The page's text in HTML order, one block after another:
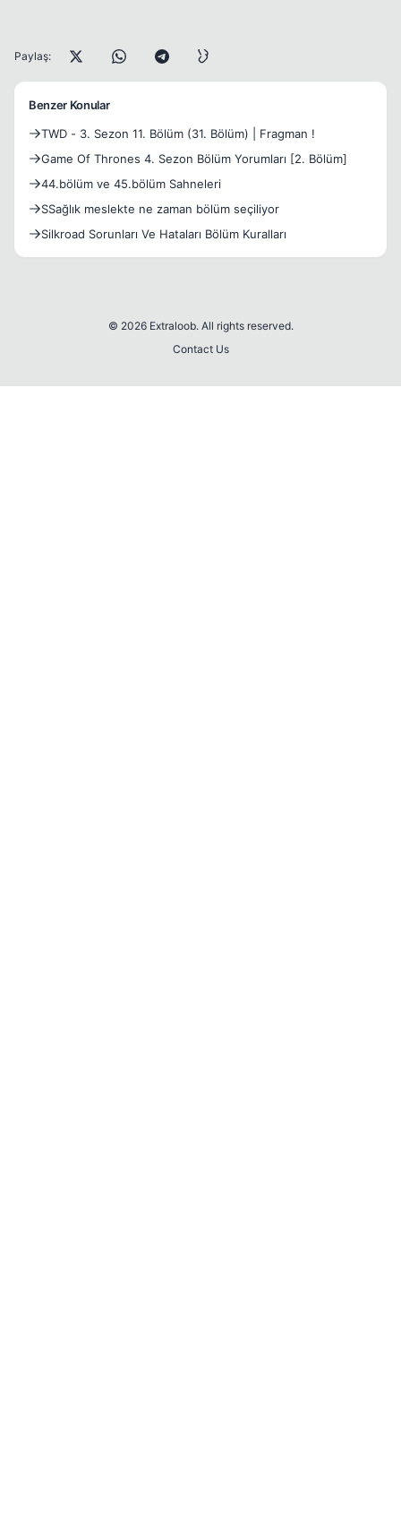
Paylaş:
Benzer Konular
TWD - 3. Sezon 11. Bölüm (31. Bölüm) | Fragman !
Game Of Thrones 4. Sezon Bölüm Yorumları [2. Bölüm]
44.bölüm ve 45.bölüm Sahneleri
SSağlık meslekte ne zaman bölüm seçiliyor
Silkroad Sorunları Ve Hataları Bölüm Kuralları
© 2026 Extraloob. All rights reserved.
Contact Us